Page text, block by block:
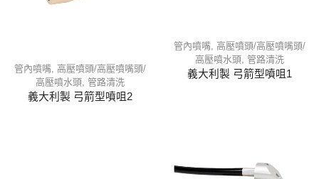
管內噴嘴, 高壓噴頭/高壓噴嘴頭/
高壓噴水頭, 管路清洗
義大利製 弓箭型噴咀1
管內噴嘴, 高壓噴頭/高壓噴嘴頭/
高壓噴水頭, 管路清洗
義大利製 弓箭型噴咀2